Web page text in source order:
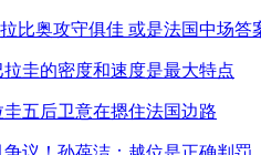
比奥攻守俱佳 或是法国中场答
拉圭的密度和速度是最大特点
圭五后卫意在摁住法国边路